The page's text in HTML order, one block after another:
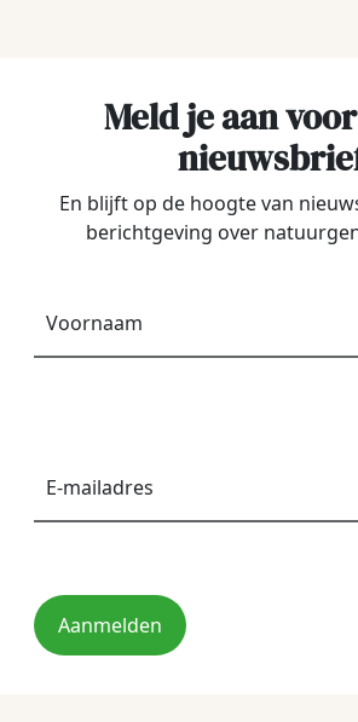
Meld je aan
En blijft op de hoogte van
berichtgeving over
Aanmelden